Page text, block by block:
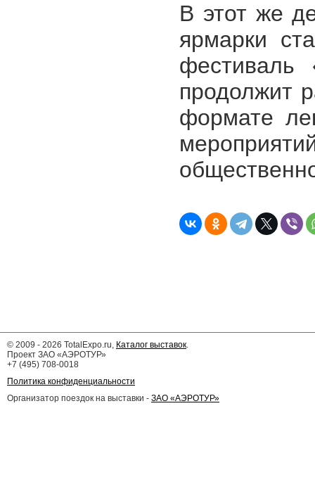
В этот же
ярмарки
фестиваль
продолжит
формате
© 2009 - 2026 TotalExpo.ru, Каталог выставок.
Проект ЗАО «АЭРОТУР»
+7 (495) 708-0018
Политика конфиденциальности
Организатор поездок на выставки - ЗАО «АЭРОТУР»